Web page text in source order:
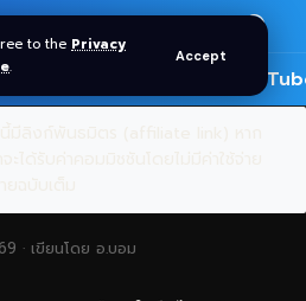
to the Privacy
.
Accept
🎬
· เขียนโดย อ.บอม